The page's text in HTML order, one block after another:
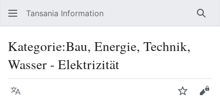
Tansania Information
Kategorie:Bau, Energie, Technik,
Wasser - Elektrizität
Sprache